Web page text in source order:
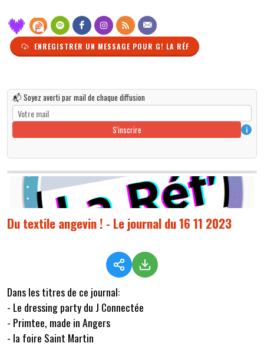
ENREGISTRER UN MESSAGE POUR G! LA RÉF
📬 Soyez averti par mail de chaque diffusion
S'inscrire i
Du textile angevin ! - Le journal du 16 11 2023
Dans les titres de ce journal:
- Le dressing party du J Connectée
- Primtee, made in Angers
- la foire Saint Martin